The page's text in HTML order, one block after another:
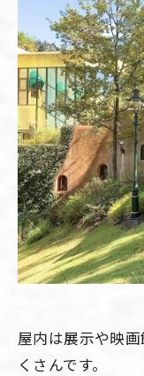
屋内は展示や映
くさんです。